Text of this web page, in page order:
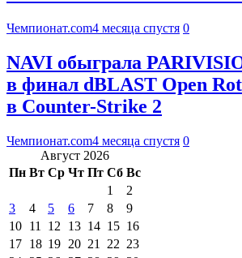
Чемпионат.com4 месяца спустя 0
NAVI обыграла
в финал dBLAST Open
в Counter-Strike 2
Чемпионат.com4 месяца спустя 0
Август 2026
Пн Вт Ср Чт Пт Сб Вс
1
2
3
4 5 6 7 8
9
10 11 12 13 14 15 16
17 18 19 20 21 22 23